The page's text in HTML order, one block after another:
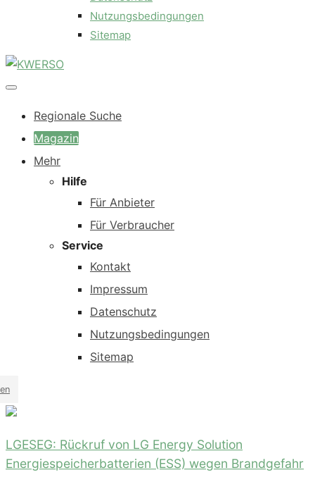
Nutzungsbedingungen
Sitemap
Regionale Suche
Magazin
Mehr
Hilfe
Für Anbieter
Für Verbraucher
Service
Kontakt
Impressum
Datenschutz
Nutzungsbedingungen
Sitemap
LGESEG: Rückruf von LG Energy Solution
Energiespeicherbatterien (ESS) wegen Brandgefahr